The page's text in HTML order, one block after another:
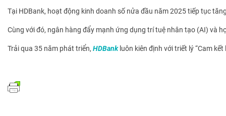
Tại HDBank, hoạt động kinh doanh số nửa đầu năm 2025 tiếp tục
Cùng với đó, ngân hàng đẩy mạnh ứng dụng trí tuệ nhân tạo (AI) và
Trải qua 35 năm phát triển, HDBankluôn kiên định với triết lý “Cam